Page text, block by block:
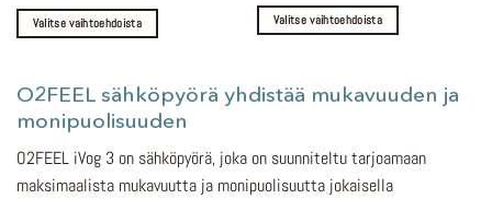
Valitse vaihtoehdoista
muunnelma.
Voit
tuotteen
sivulla.
Valitse vaihtoehdoista
muunnelma.
Voit
tuotteen
O2FEEL sähköpyörä yhdistää mukavuuden ja
monipuolisuuden
O2FEEL iVog 3 on sähköpyörä, joka on suunniteltu tarjoamaan
maksimaalista mukavuutta ja monipuolisuutta jokaisella